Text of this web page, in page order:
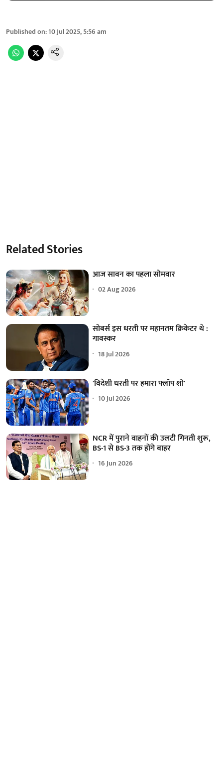
Published on:10 Jul 2025, 5:56 am
Related Stories
आज सावन का पहला सोमवार
02 Aug 2026
सोबर्स इस धरती पर महानतम क्रिकेटर थे :
गावस्कर
18 Jul 2026
'विदेशी धरती पर हमारा फ्लॉप शो'
10 Jul 2026
NCR में पुराने वाहनों की उलटी गिनती शुरू,
BS-1 से BS-3 तक होंगे बाहर
16 Jun 2026